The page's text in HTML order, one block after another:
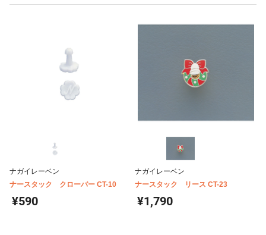
ナガイレーベン
ナースタック クローバー CT-10
¥590
ナガイレーベン
ナースタック リース CT-23
¥1,790